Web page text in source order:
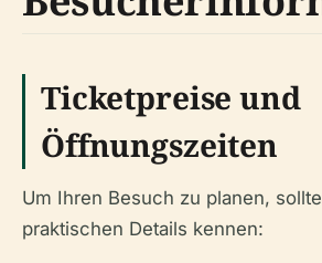
Ticketpreise und
Öffnungszeiten
Um Ihren Besuch zu planen,
praktischen Details kennen: